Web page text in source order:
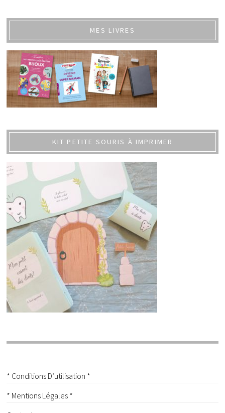
MES LIVRES
KIT PETITE SOURIS À IMPRIMER
* Conditions D’utilisation *
* Mentions Légales *